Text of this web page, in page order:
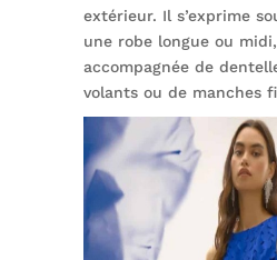
extérieur. Il s’exprime
une robe longue ou
accompagnée de
volants ou de manches